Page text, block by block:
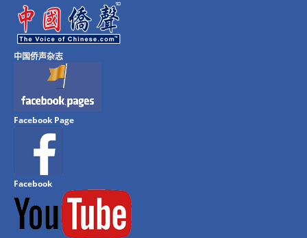
中国侨声杂志
Facebook Page
Facebook